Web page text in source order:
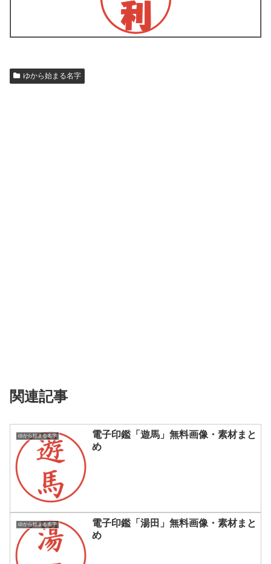
ゆから始まる名字
関連記事
ゆから始まる名字
電子印鑑「遊馬」無料画像・素材まと
め
ゆから始まる名字
電子印鑑「湯田」無料画像・素材まと
め